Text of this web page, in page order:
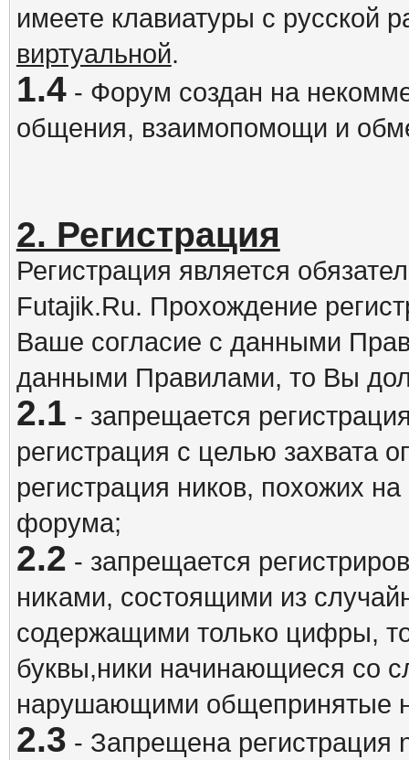
имеете клавиатуры с русской
виртуальной.
1.4- Форум создан на
общения, взаимопомощи и
2. Регистрация
Регистрация является
Futajik.Ru. Прохождение
Ваше согласие с данными
данными Правилами, то Вы
2.1 - запрещается
регистрация с целью захвата
регистрация ников, похожих
форума;
2.2 - запрещается
никами, состоящими из
содержащими только цифры,
буквы,ники начинающиеся со
нарушающими общепринятые
2.3 - Запрещена регистрация